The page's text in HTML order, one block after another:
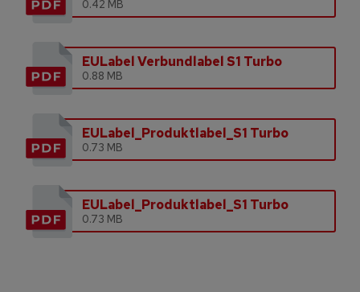
0.42 MB
EULabel Verbundlabel S1 Turbo
0.88 MB
EULabel_Produktlabel_S1 Turbo
0.73 MB
EULabel_Produktlabel_S1 Turbo
0.73 MB